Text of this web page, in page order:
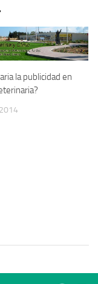
la publicidad en